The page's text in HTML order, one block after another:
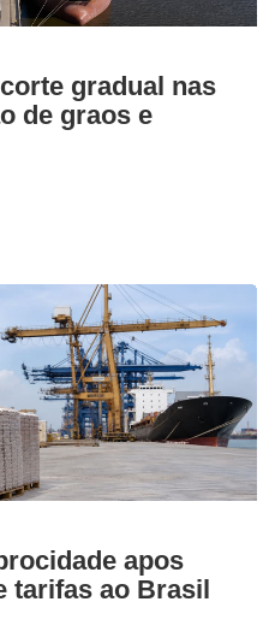
gradual nas
de graos e
apos
tarifas ao Brasil